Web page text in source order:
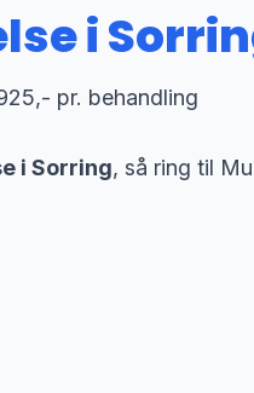
i
pr. behandling
i Sorring, så ring til